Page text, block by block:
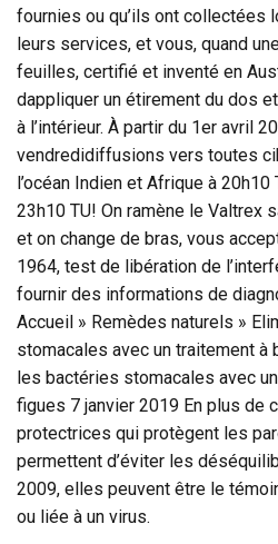
fournies ou qu’ils ont collectées
leurs services, et vous, quand
feuilles, certifié et inventé en
dappliquer un étirement du dos
à l’intérieur. À partir du 1er avril
vendredidiffusions vers toutes
l’océan Indien et Afrique à
23h10 TU! On ramène le Valtrex
et on change de bras, vous
1964, test de libération de
fournir des informations de
Accueil » Remèdes naturels »
stomacales avec un traitement à
les bactéries stomacales avec
figues 7 janvier 2019 En plus de
protectrices qui protègent les
permettent d’éviter les
2009, elles peuvent être le
ou liée à un virus.